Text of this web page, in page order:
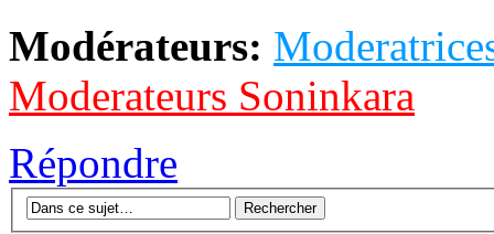
Modérateurs:
Moderateurs Soninkara
Répondre